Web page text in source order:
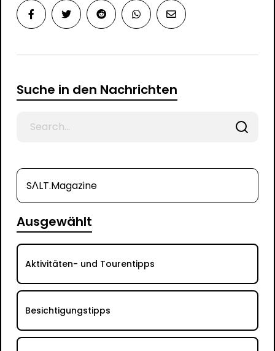
Suche in den Nachrichten
SΛLT.Magazine
Ausgewählt
Aktivitäten- und Tourentipps
Besichtigungstipps